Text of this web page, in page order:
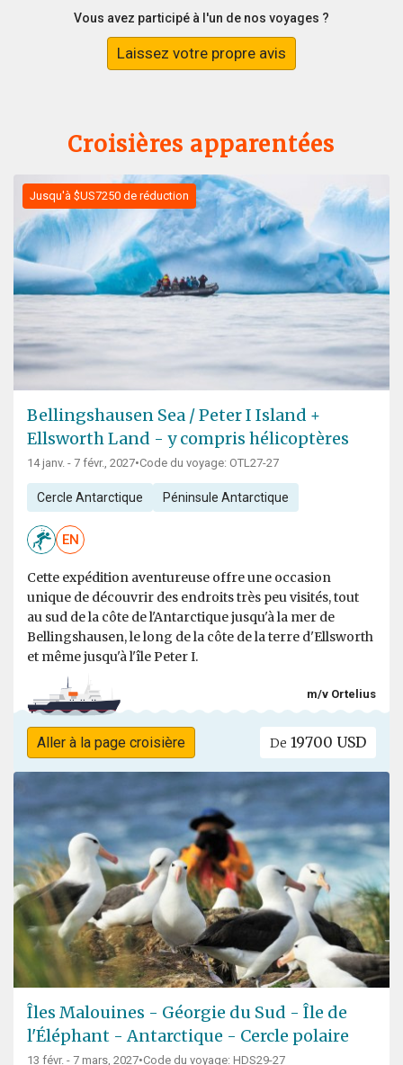
Vous avez participé à l'un de nos voyages ?
Laissez votre propre avis
Croisières apparentées
Jusqu'à $US7250 de réduction
Bellingshausen Sea / Peter I Island +
Ellsworth Land - y compris hélicoptères
14 janv. - 7 févr., 2027•Code du voyage: OTL27-27
Cercle Antarctique Péninsule Antarctique
EN
Cette expédition aventureuse offre une occasion
unique de découvrir des endroits très peu visités, tout
au sud de la côte de l'Antarctique jusqu'à la mer de
Bellingshausen, le long de la côte de la terre d'Ellsworth
et même jusqu'à l'île Peter I.
m/v Ortelius
Aller à la page croisière De 19700 USD
Îles Malouines - Géorgie du Sud - Île de
l'Éléphant - Antarctique - Cercle polaire
13 févr. - 7 mars, 2027•Code du voyage: HDS29-27